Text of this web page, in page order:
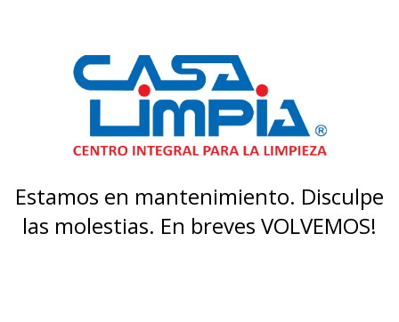
Estamos en mantenimiento. Disculpe
las molestias. En breves VOLVEMOS!